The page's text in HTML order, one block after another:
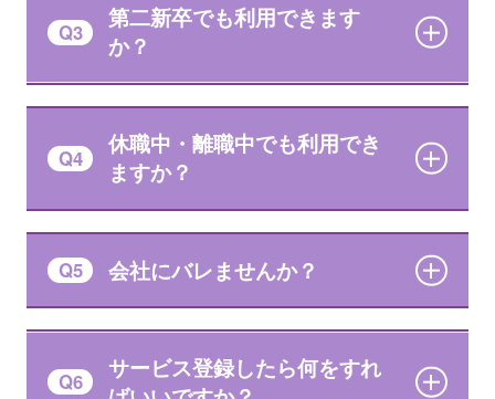
Q3
第二新卒でも利用できます
か？
Q4
休職中・離職中でも利用でき
ますか？
Q5 会社にバレませんか？
Q6
サービス登録したら何をすれ